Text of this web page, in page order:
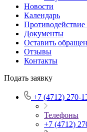
Новости
Календарь
Документы
Оставить
Отзывы
Контакты
Подать заявку
+7 (4712) 270-
Телефоны
+7 (4712)